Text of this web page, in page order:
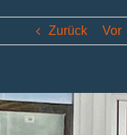
Zurück Vor